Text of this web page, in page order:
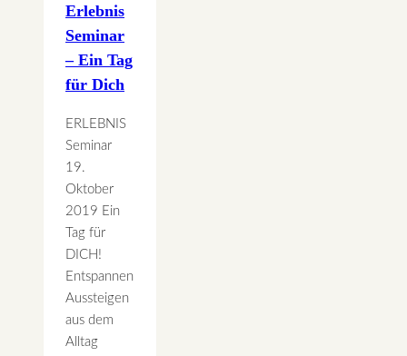
Erlebnis
Seminar
– Ein Tag
für Dich
ERLEBNIS
Seminar
19.
Oktober
2019 Ein
Tag für
DICH!
Entspannen
Aussteigen
aus dem
Alltag